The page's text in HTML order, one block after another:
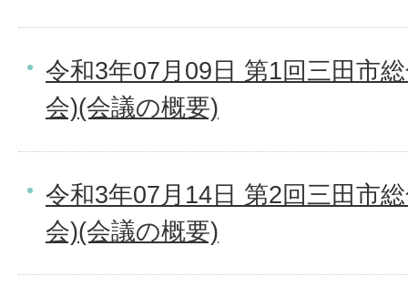
令和3年07月09日 第1回三田市
会)(会議の概要)
令和3年07月14日 第2回三田市
会)(会議の概要)